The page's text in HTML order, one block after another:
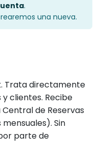
.
una nueva.
Trata directamente
clientes. Recibe
de Reservas
Sin
parte de